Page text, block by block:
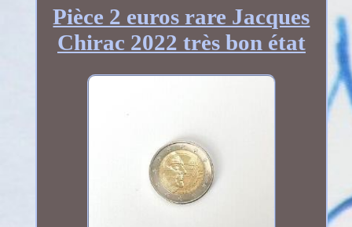
Pièce 2 euros rare Jacques
Chirac 2022 très bon état